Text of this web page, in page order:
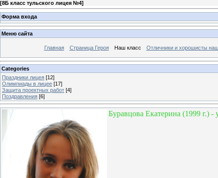
[8Б класс тульского лицея №4]
Форма входа
Меню сайта
Главная Страница Героя Наш класс Отличники и хорошисты
Categories
Праздники лицея [12]
Олимпиады в лицее [17]
Защита проектных работ [4]
Поздравления [6]
Буравцова Екатерина (1999 г.) -